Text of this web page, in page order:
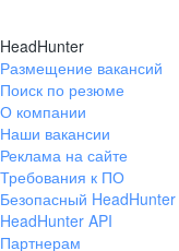
Екатеринбург
ул. Боевых Дружин,
+7 343 226-79-99
pr@ural.hh.ru
HeadHunter
Размещение вакансий
Поиск по резюме
О компании
Наши вакансии
Реклама на сайте
Требования к ПО
Безопасный HeadHunter
HeadHunter API
Партнерам